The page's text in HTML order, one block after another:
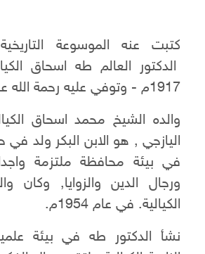
كتبت عنه الموسوعة
الدكتور العالم طه اسحاق
1917م - وتوفي عليه رحمة الله عام1997م.
والده الشيخ محمد اسحاق
اليازجي , هو الابن البكر ولد في
في بيئة محافظة ملتزمة
ورجال الدين والزوايا, وكان
الكيالية. في عام 1954م.
نشأ الدكتور طه في بيئة